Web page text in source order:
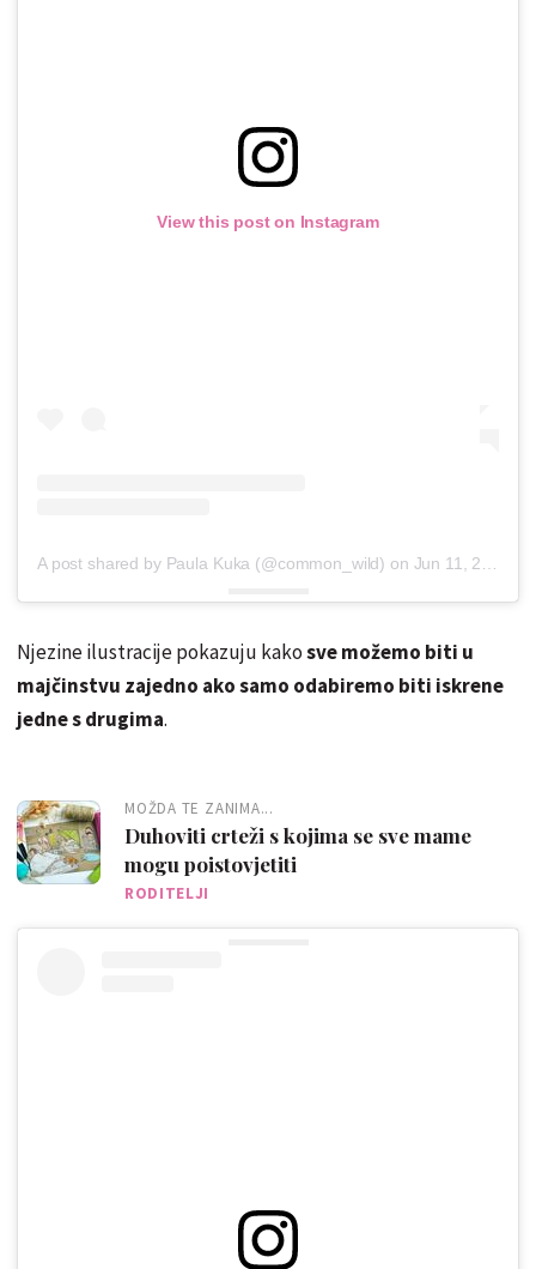
View this post on Instagram
A post shared by Paula Kuka (@common_wild) on Jun 11, 2018 at 3:02am PDT
Njezine ilustracije pokazuju kakosve možemo biti u
majčinstvu zajedno ako samo odabiremo biti iskrene
jedne s drugima.
MOŽDA TE ZANIMA...
Duhoviti crteži s kojima se sve mame
mogu poistovjetiti
RODITELJI